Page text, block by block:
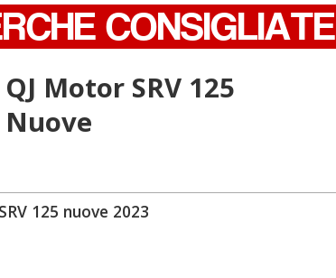
CONSIGLIATE
QJ Motor SRV 125
Nuove
125 nuove 2023